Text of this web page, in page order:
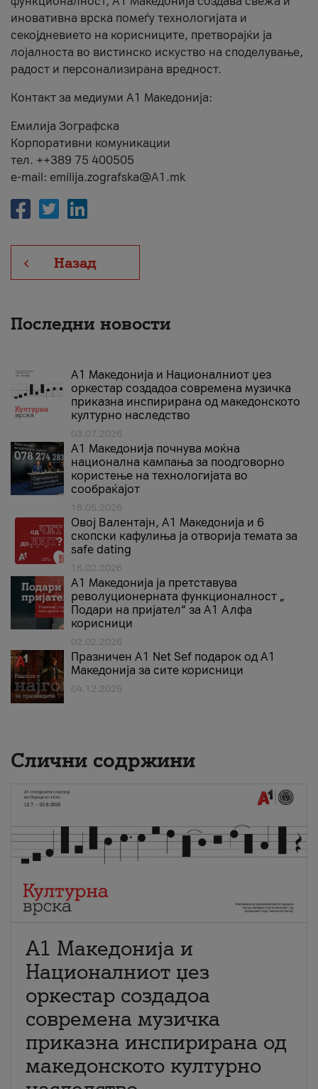
иновативна врска помеѓу технологијата и
секојдневието на корисниците, претворајќи ја
лојалноста во вистинско искуство на споделување,
радост и персонализирана вредност.
Контакт за медиуми А1 Македонија:
Емилија Зографска
Корпоративни комуникации
тел. ++389 75 400505
e-mail: emilija.zografska@A1.mk
Назад
Последни новости
А1 Македонија и Националниот џез
оркестар создадоа современа музичка
приказна инспирирана од македонското
културно наследство
03.07.2026
A1 Македонија почнува моќна
национална кампања за поодговорно
користење на технологијата во
сообраќајот
18.05.2026
Овој Валентајн, A1 Македонија и 6
скопски кафулиња ја отворија темата за
safe dating
16.02.2026
А1 Македонија ја претставува
револуционерната функционалност „
Подари на пријател“ за А1 Алфа
корисници
02.02.2026
Празничен A1 Net Sеf подарок од А1
Македонија за сите корисници
04.12.2025
Слични содржини
А1 Македонија и
Националниот џез
оркестар создадоа
современа музичка
приказна инспирирана од
македонското културно